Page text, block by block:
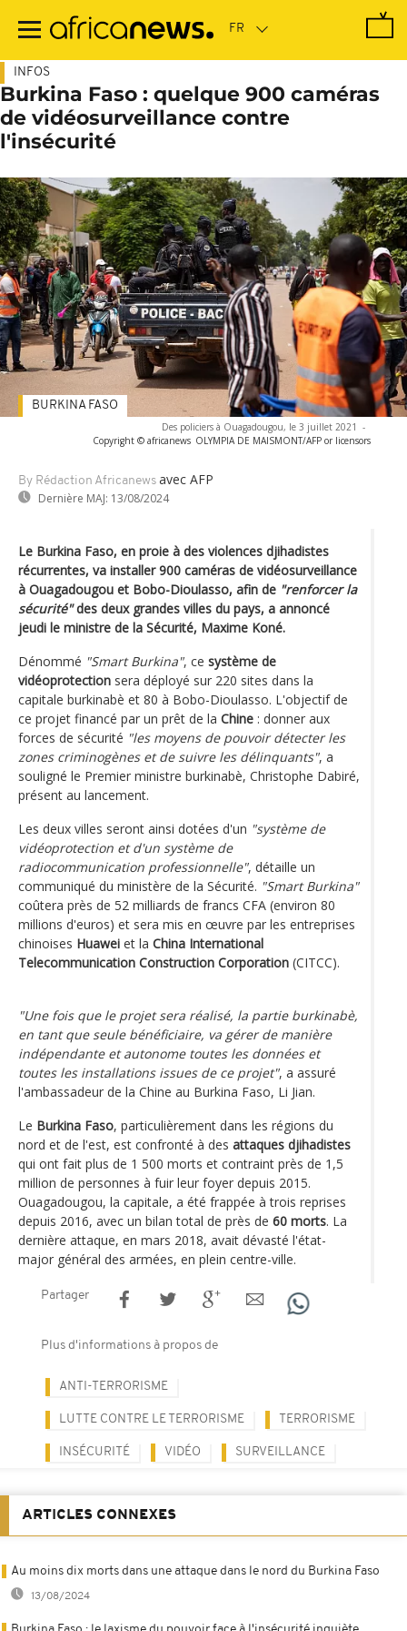
contenu
INFOS
Burkina Faso : quelque 900 caméras
de vidéosurveillance contre
l'insécurité
Des policiers à Ouagadougou, le 3 juillet 2021 -
Copyright © africanews OLYMPIA DE MAISMONT/AFP or licensors
By Rédaction Africanews avec AFP
Dernière MAJ: 13/08/2024
BURKINA FASO
Le Burkina Faso, en proie à des violences djihadistes
récurrentes, va installer 900 caméras de vidéosurveillance
à Ouagadougou et Bobo-Dioulasso, afin de "renforcer la
sécurité"des deux grandes villes du pays, a annoncé
jeudi le ministre de la Sécurité, Maxime Koné.
Dénommé "Smart Burkina", ce système de
vidéoprotection sera déployé sur 220 sites dans la
capitale burkinabè et 80 à Bobo-Dioulasso. L'objectif de
ce projet financé par un prêt de la Chine : donner aux
forces de sécurité "les moyens de pouvoir détecter les
zones criminogènes et de suivre les délinquants", a
souligné le Premier ministre burkinabè, Christophe Dabiré,
présent au lancement.
Les deux villes seront ainsi dotées d'un "système de
vidéoprotection et d'un système de
radiocommunication professionnelle", détaille un
communiqué du ministère de la Sécurité. "Smart Burkina"
coûtera près de 52 milliards de francs CFA (environ 80
millions d'euros) et sera mis en œuvre par les entreprises
chinoises Huawei et la China International
Telecommunication Construction Corporation (CITCC).
"Une fois que le projet sera réalisé, la partie burkinabè,
en tant que seule bénéficiaire, va gérer de manière
indépendante et autonome toutes les données et
toutes les installations issues de ce projet", a assuré
l'ambassadeur de la Chine au Burkina Faso, Li Jian.
Le Burkina Faso, particulièrement dans les régions du
nord et de l'est, est confronté à des attaques djihadistes
qui ont fait plus de 1 500 morts et contraint près de 1,5
million de personnes à fuir leur foyer depuis 2015.
Ouagadougou, la capitale, a été frappée à trois reprises
depuis 2016, avec un bilan total de près de 60 morts. La
dernière attaque, en mars 2018, avait dévasté l'état-
major général des armées, en plein centre-ville.
Partager
Plus d'informations à propos de
ANTI-TERRORISME
LUTTE CONTRE LE TERRORISME TERRORISME
INSÉCURITÉ VIDÉO SURVEILLANCE
ARTICLES CONNEXES
Au moins dix morts dans une attaque dans le nord du Burkina Faso
13/08/2024